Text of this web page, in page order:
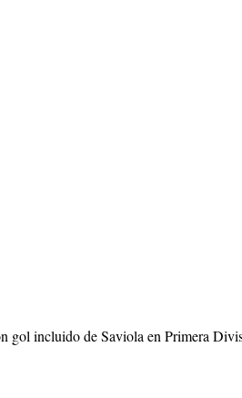
gol incluido de Saviola en Primera